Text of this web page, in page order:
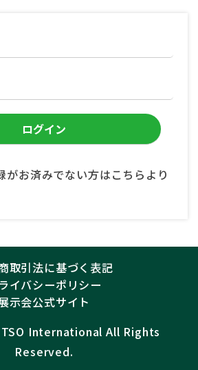
がお済みでない方はこちらより
取引法に基づく表記
イバシーポリシー
示会公式サイト
TSO International All Rights
Reserved.